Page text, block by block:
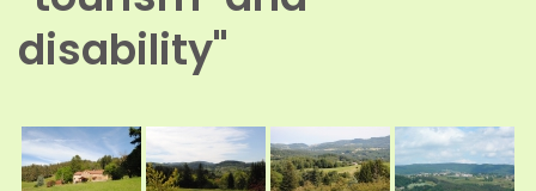
disability"